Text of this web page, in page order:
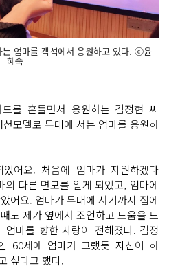
는 엄마를 객석에서 응원하고 있다. ⓒ윤
혜숙
를 흔들면서 응원하는 김정현 씨
모델로 무대에 서는 엄마를 응원하
어요. 처음에 엄마가 지원하겠다
다른 면모를 알게 되었고, 엄마에
어요. 엄마가 무대에 서기까지 집에
도 제가 옆에서 조언하고 도움을 드
엄마를 향한 사랑이 전해졌다. 김정
60세에 엄마가 그랬듯 자신이 하
싶다고 했다.